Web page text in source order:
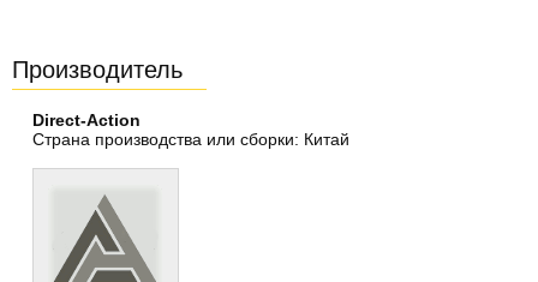
Производитель
Direct-Action
Страна производства или сборки: Китай